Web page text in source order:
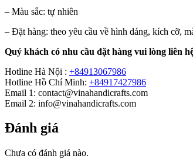
– Màu sắc: tự nhiên
– Đặt hàng: theo yêu cầu về hình dáng, kích cỡ,
Quý khách có nhu cầu đặt hàng vui lòng liên
Hotline Hà Nội : +84913067986
Hotline Hồ Chí Minh: +84917427986
Email 1: contact@vinahandicrafts.com
Email 2: info@vinahandicrafts.com
Đánh giá
Chưa có đánh giá nào.